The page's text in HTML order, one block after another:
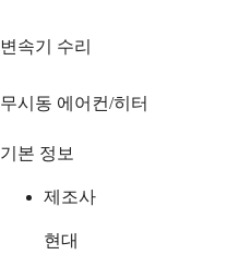
변속기 수리
무시동 에어컨/히터
기본 정보
제조사
현대